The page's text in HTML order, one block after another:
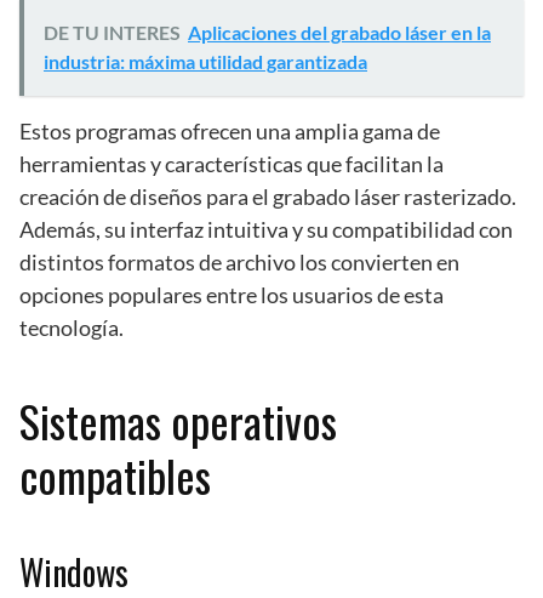
DE TU INTERES Aplicaciones del grabado láser en la
industria: máxima utilidad garantizada
Estos programas ofrecen una amplia gama de
herramientas y características que facilitan la
creación de diseños para el grabado láser rasterizado.
Además, su interfaz intuitiva y su compatibilidad con
distintos formatos de archivo los convierten en
opciones populares entre los usuarios de esta
tecnología.
Sistemas operativos
compatibles
Windows